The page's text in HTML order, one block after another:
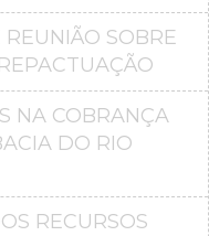
SOBRE
NA COBRANÇA
DO RIO
RECURSOS